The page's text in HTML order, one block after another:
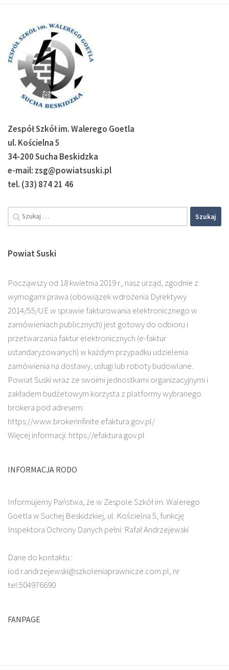
Zespół Szkół im. Walerego Goetla
ul. Kościelna 5
34-200 Sucha Beskidzka
e-mail: zsg@powiatsuski.pl
tel. (33) 874 21 46
Szukaj:
Powiat Suski
Począwszy od 18 kwietnia 2019 r., nasz urząd, zgodnie z
wymogami prawa (obowiązek wdrożenia Dyrektywy
2014/55/UE w sprawie fakturowania elektronicznego w
zamówieniach publicznych) jest gotowy do odbioru i
przetwarzania faktur elektronicznych (e-faktur
ustandaryzowanych) w każdym przypadku udzielenia
zamówienia na dostawy, usługi lub roboty budowlane.
Powiat Suski wraz ze swoimi jednostkami organizacyjnymi i
zakładem budżetowym korzysta z platformy wybranego
brokera pod adresem:
https://www.brokerinfinite.efaktura.gov.pl/
Więcej informacji: https://efaktura.gov.pl
INFORMACJA RODO
Informujemy Państwa, że w Zespole Szkół im. Walerego
Goetla w Suchej Beskidzkiej, ul. Kościelna 5, funkcję
Inspektora Ochrony Danych pełni: Rafał Andrzejewski
Dane do kontaktu :
iod.r.andrzejewski@szkoleniaprawnicze.com.pl, nr
tel:504976690
FANPAGE